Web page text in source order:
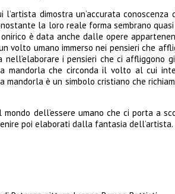
dimostra un’accurata
la loro reale forma sembrano
è data anche dalle opere
volto umano immerso nei pensieri che
i pensieri che ci affliggono
mandorla che circonda il volto al cui
è un simbolo cristiano che
dell’essere umano che ci porta
poi elaborati dalla fantasia dell’artista.